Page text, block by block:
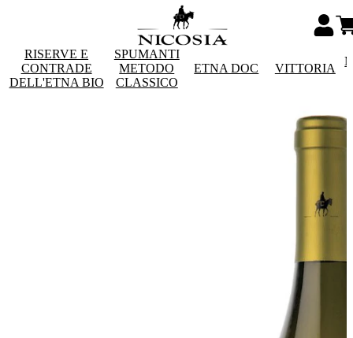
RISERVE E
CONTRADE
DELL'ETNA BIO
SPUMANTI
METODO
CLASSICO
ETNA DOC VITTORIA